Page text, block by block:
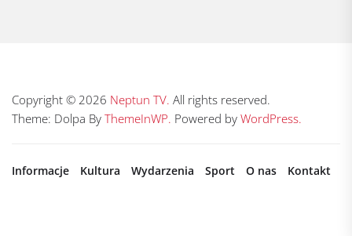
Copyright © 2026 Neptun TV. All rights reserved.
Theme: Dolpa By ThemeInWP. Powered by WordPress.
Informacje Kultura Wydarzenia Sport O nas Kontakt